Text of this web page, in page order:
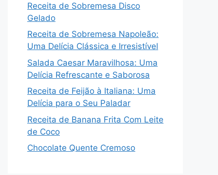
Receita de Sobremesa Disco
Gelado
Receita de Sobremesa Napoleão:
Uma Delícia Clássica e Irresistível
Salada Caesar Maravilhosa: Uma
Delícia Refrescante e Saborosa
Receita de Feijão à Italiana: Uma
Delícia para o Seu Paladar
Receita de Banana Frita Com Leite
de Coco
Chocolate Quente Cremoso